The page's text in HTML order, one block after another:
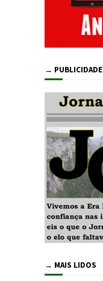
→ PUBLICIDADE
→ MAIS LIDOS